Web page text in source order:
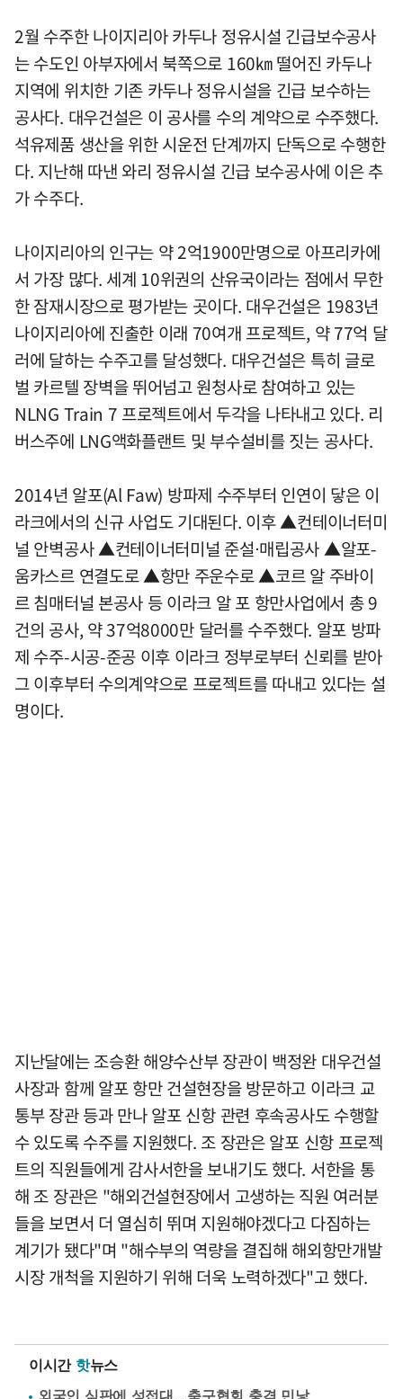
2월 수주한 나이지리아 카두나 정유시설 긴급보수공사
는 수도인 아부자에서 북쪽으로 160㎞ 떨어진 카두나
지역에 위치한 기존 카두나 정유시설을 긴급 보수하는
공사다. 대우건설은 이 공사를 수의 계약으로 수주했다.
석유제품 생산을 위한 시운전 단계까지 단독으로 수행한
다. 지난해 따낸 와리 정유시설 긴급 보수공사에 이은 추
가 수주다.
나이지리아의 인구는 약 2억1900만명으로 아프리카에
서 가장 많다. 세계 10위권의 산유국이라는 점에서 무한
한 잠재시장으로 평가받는 곳이다. 대우건설은 1983년
나이지리아에 진출한 이래 70여개 프로젝트, 약 77억 달
러에 달하는 수주고를 달성했다. 대우건설은 특히 글로
벌 카르텔 장벽을 뛰어넘고 원청사로 참여하고 있는
NLNG Train 7 프로젝트에서 두각을 나타내고 있다. 리
버스주에 LNG액화플랜트 및 부수설비를 짓는 공사다.
2014년 알포(Al Faw) 방파제 수주부터 인연이 닿은 이
라크에서의 신규 사업도 기대된다. 이후 ▲컨테이너터미
널 안벽공사 ▲컨테이너터미널 준설⋅매립공사 ▲알포-
움카스르 연결도로 ▲항만 주운수로 ▲코르 알 주바이
르 침매터널 본공사 등 이라크 알 포 항만사업에서 총 9
건의 공사, 약 37억8000만 달러를 수주했다. 알포 방파
제 수주-시공-준공 이후 이라크 정부로부터 신뢰를 받아
그 이후부터 수의계약으로 프로젝트를 따내고 있다는 설
명이다.
지난달에는 조승환 해양수산부 장관이 백정완 대우건설
사장과 함께 알포 항만 건설현장을 방문하고 이라크 교
통부 장관 등과 만나 알포 신항 관련 후속공사도 수행할
수 있도록 수주를 지원했다. 조 장관은 알포 신항 프로젝
트의 직원들에게 감사서한을 보내기도 했다. 서한을 통
해 조 장관은 "해외건설현장에서 고생하는 직원 여러분
들을 보면서 더 열심히 뛰며 지원해야겠다고 다짐하는
계기가 됐다"며 "해수부의 역량을 결집해 해외항만개발
시장 개척을 지원하기 위해 더욱 노력하겠다"고 했다.
이시간 핫뉴스
외국인 심판에 성접대…축구협회 충격 민낯